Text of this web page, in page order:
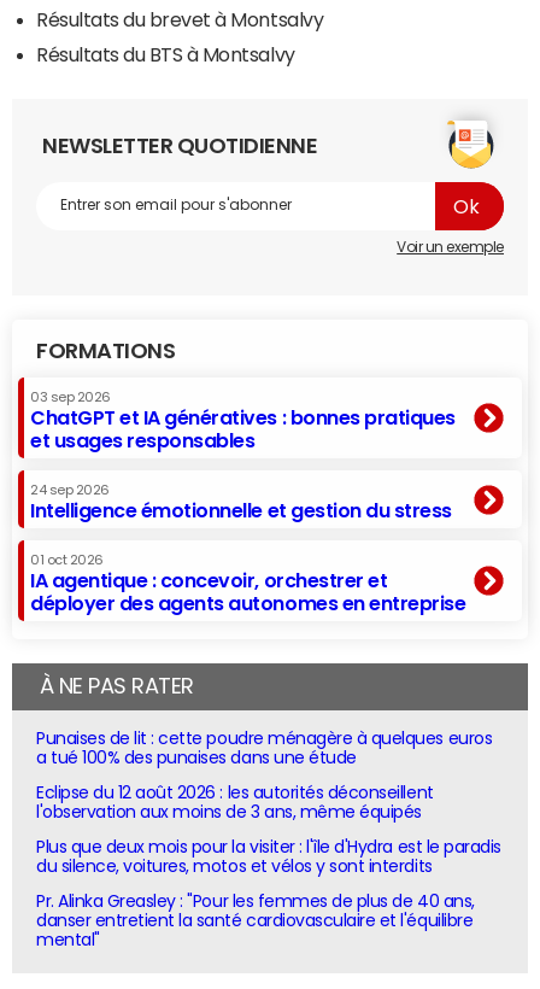
Résultats du brevet à Montsalvy
Résultats du BTS à Montsalvy
NEWSLETTER QUOTIDIENNE
Voir un exemple
FORMATIONS
03 sep 2026
ChatGPT et IA génératives : bonnes pratiques
et usages responsables
24 sep 2026
Intelligence émotionnelle et gestion du stress
01 oct 2026
IA agentique : concevoir, orchestrer et
déployer des agents autonomes en entreprise
À NE PAS RATER
Punaises de lit : cette poudre ménagère à quelques euros
a tué 100% des punaises dans une étude
Eclipse du 12 août 2026 : les autorités déconseillent
l'observation aux moins de 3 ans, même équipés
Plus que deux mois pour la visiter : l'île d'Hydra est le paradis
du silence, voitures, motos et vélos y sont interdits
Pr. Alinka Greasley : "Pour les femmes de plus de 40 ans,
danser entretient la santé cardiovasculaire et l'équilibre
mental"